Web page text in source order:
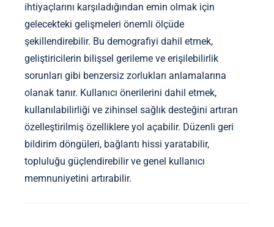
ihtiyaçlarını karşıladığından emin olmak için
gelecekteki gelişmeleri önemli ölçüde
şekillendirebilir. Bu demografiyi dahil etmek,
geliştiricilerin bilişsel gerileme ve erişilebilirlik
sorunları gibi benzersiz zorlukları anlamalarına
olanak tanır. Kullanıcı önerilerini dahil etmek,
kullanılabilirliği ve zihinsel sağlık desteğini artıran
özelleştirilmiş özelliklere yol açabilir. Düzenli geri
bildirim döngüleri, bağlantı hissi yaratabilir,
topluluğu güçlendirebilir ve genel kullanıcı
memnuniyetini artırabilir.